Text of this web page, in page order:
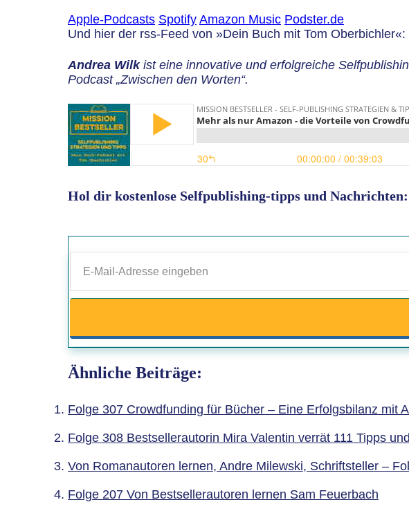
Apple-Podcasts Spotify Amazon Music Podster.de
Und hier der rss-Feed von »Dein Buch mit Tom Oberbichler«:
Andrea Wilkist eine innovative und erfolgreiche
Podcast „Zwischen den Worten“.
Hol dir kostenlose Selfpublishing-tipps und Nachrichten:
Ähnliche Beiträge:
Folge 307 Crowdfunding für Bücher – Eine Erfolgsbilanz mit
Folge 308 Bestsellerautorin Mira Valentin verrät 111 Tipps
Von Romanautoren lernen, Andre Milewski, Schriftsteller –
Folge 207 Von Bestsellerautoren lernen Sam Feuerbach